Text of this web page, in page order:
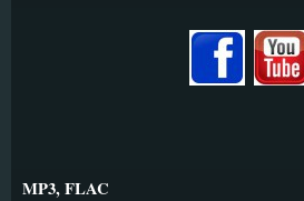
MP3, FLAC